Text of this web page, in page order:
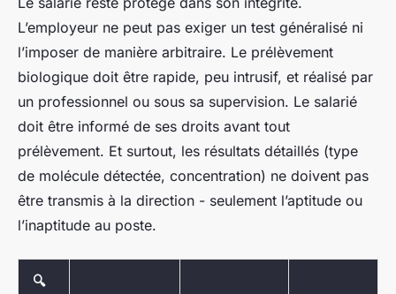
L’employeur ne peut pas exiger un test généralisé ni
l’imposer de manière arbitraire. Le prélèvement
biologique doit être rapide, peu intrusif, et réalisé par
un professionnel ou sous sa supervision. Le salarié
doit être informé de ses droits avant tout
prélèvement. Et surtout, les résultats détaillés (type
de molécule détectée, concentration) ne doivent pas
être transmis à la direction - seulement l’aptitude ou
l’inaptitude au poste.
🔍